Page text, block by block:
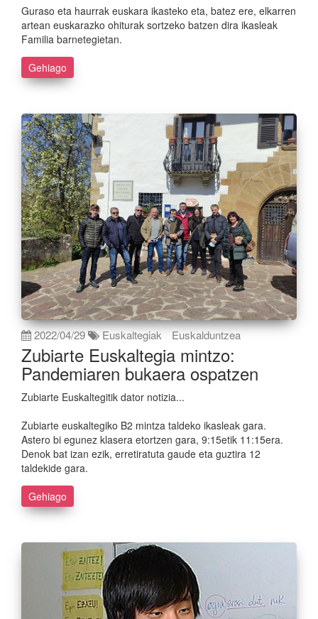
Guraso eta haurrak euskara ikasteko eta, batez ere, elkarren
artean euskarazko ohiturak sortzeko batzen dira ikasleak
Familia barnetegietan.
Gehiago
2022/04/29 Euskaltegiak Euskalduntzea
Zubiarte Euskaltegia mintzo:
Pandemiaren bukaera ospatzen
Zubiarte Euskaltegitik dator notizia...
Zubiarte euskaltegiko B2 mintza taldeko ikasleak gara.
Astero bi egunez klasera etortzen gara, 9:15etik 11:15era.
Denok bat izan ezik, erretiratuta gaude eta guztira 12
taldekide gara.
Gehiago